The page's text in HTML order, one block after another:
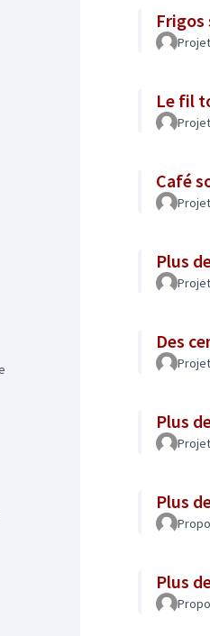
Frigos
Le fil
Café
Plus
Des
Plus
Plus
Plus